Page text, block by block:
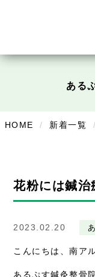
かえる堂鍼灸院 整骨院
リラクゼーション
ボディコンフォート
在宅部門事務所
お知らせ
ある
HOME 新着一覧
花粉には鍼治
2023.02.20
こんにちは、南ア
あるぷす鍼灸整骨